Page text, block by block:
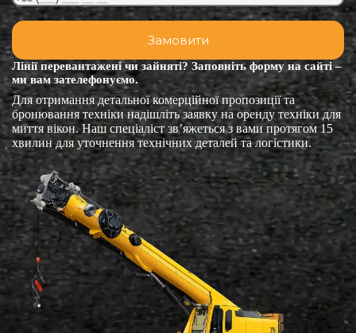
Лінії перевантажені чи зайняті? Заповніть форму на сайті –
ми вам зателефонуємо.
Для отримання детальної комерційної пропозиції та
бронювання техніки надішліть заявку на оренду техніки для
миття вікон. Наш спеціаліст зв’яжеться з вами протягом 15
хвилин для уточнення технічних деталей та логістики.